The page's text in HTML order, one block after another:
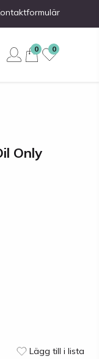
0 0
Only
Lägg till i lista